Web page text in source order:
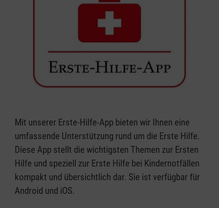
Mit unserer Erste-Hilfe-App bieten wir Ihnen eine
umfassende Unterstützung rund um die Erste Hilfe.
Diese App stellt die wichtigsten Themen zur Ersten
Hilfe und speziell zur Erste Hilfe bei Kindernotfällen
kompakt und übersichtlich dar. Sie ist verfügbar für
Android und iOS.